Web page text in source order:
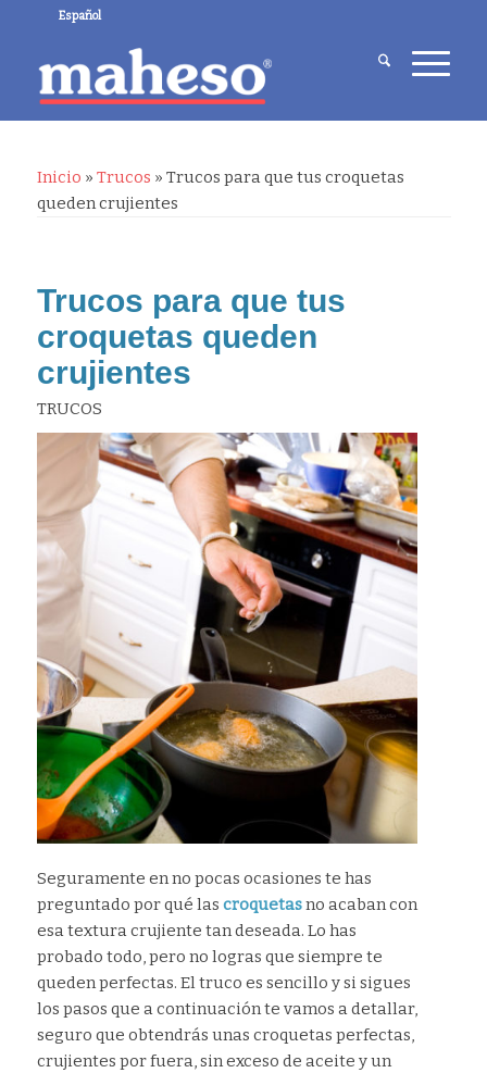
Español
Inicio » Trucos » Trucos para que tus croquetas
queden crujientes
Trucos para que tus
croquetas queden
crujientes
TRUCOS
Seguramente en no pocas ocasiones te has
preguntado por qué las croquetasno acaban con
esa textura crujiente tan deseada. Lo has
probado todo, pero no logras que siempre te
queden perfectas. El truco es sencillo y si sigues
los pasos que a continuación te vamos a detallar,
seguro que obtendrás unas croquetas perfectas,
crujientes por fuera, sin exceso de aceite y un